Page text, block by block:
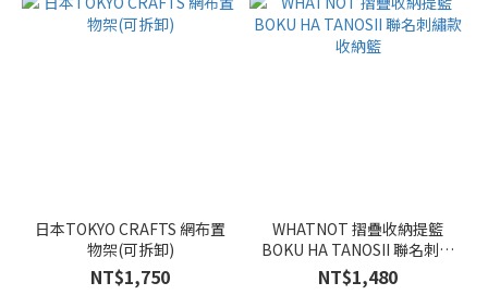
日本TOKYO CRAFTS 網布置
物架(可拆卸)
NT$1,750
WHATNOT 摺疊收納提籃
BOKU HA TANOSII 聯名刺繡
款 收納籃
NT$1,480